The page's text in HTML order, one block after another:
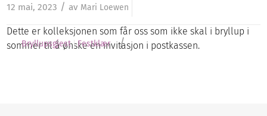
12 mai, 2023 / av Mari Loewen
Dette er kolleksjonen som får oss som ikke skal i bryllup i
sommer til å ønske en invitasjon i postkassen.
Bryllupsgjest Festklær /